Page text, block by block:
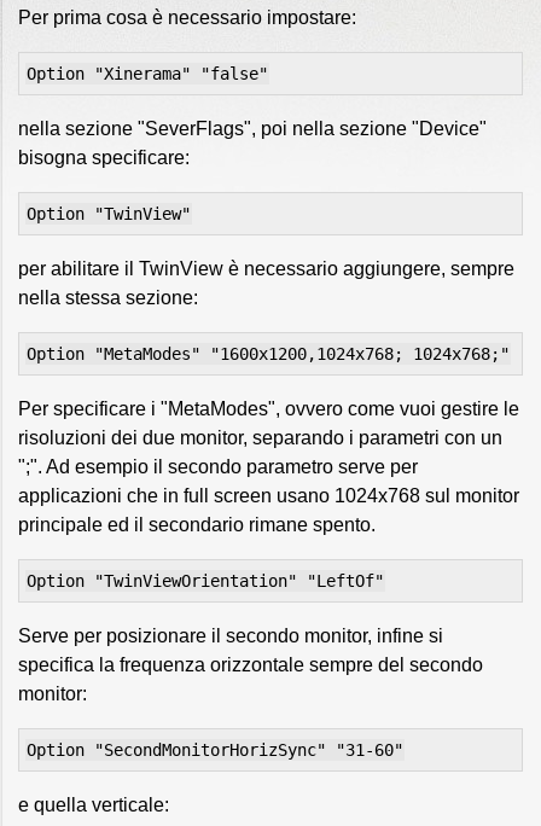
Per prima cosa è necessario impostare:
Option "Xinerama" "false"
nella sezione "SeverFlags", poi nella sezione "Device"
bisogna specificare:
Option "TwinView"
per abilitare il TwinView è necessario aggiungere, sempre
nella stessa sezione:
Option "MetaModes" "1600x1200,1024x768; 1024x768;"
Per specificare i "MetaModes", ovvero come vuoi gestire le
risoluzioni dei due monitor, separando i parametri con un
";". Ad esempio il secondo parametro serve per
applicazioni che in full screen usano 1024x768 sul monitor
principale ed il secondario rimane spento.
Option "TwinViewOrientation" "LeftOf"
Serve per posizionare il secondo monitor, infine si
specifica la frequenza orizzontale sempre del secondo
monitor:
Option "SecondMonitorHorizSync" "31-60"
e quella verticale: